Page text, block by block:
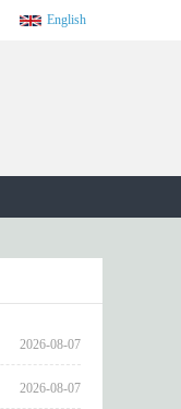
English
2026-08-07
2026-08-07